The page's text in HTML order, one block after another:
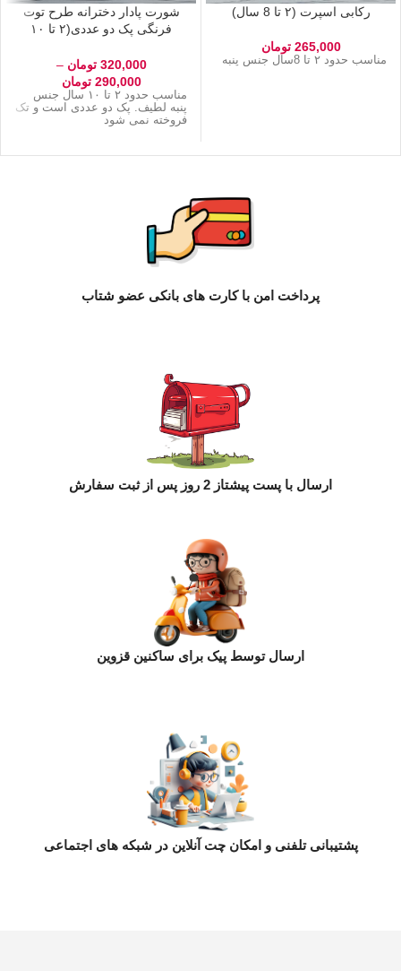
رکابی اسپرت (۲ تا 8 سال)
265,000 تومان
مناسب حدود ۲ تا 8سال جنس پنبه
شورت پادار دخترانه طرح توت
فرنگی پک دو عددی(۲ تا ۱۰
320,000 تومان –
290,000 تومان
مناسب حدود ۲ تا ۱۰ سال جنس
پنبه لطیف. پک دو عددی است و تک
فروخته نمی شود
پرداخت امن با کارت های بانکی عضو شتاب
ارسال با پست پیشتاز 2 روز پس از ثبت سفارش
ارسال توسط پیک برای ساکنین قزوین
پشتیبانی تلفنی و امکان چت آنلاین در شبکه های اجتماعی